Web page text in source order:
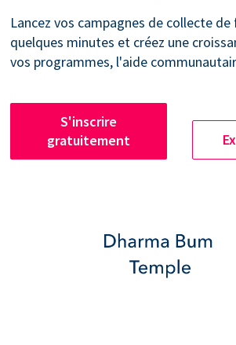
Lancez vos campagnes de collecte
quelques minutes et créez une
vos programmes, l'aide
S'inscrire
gratuitement